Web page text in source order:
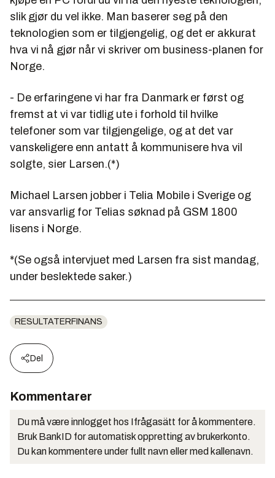
slik gjør du vel ikke. Man baserer seg på den
teknologien som er tilgjengelig, og det er akkurat
hva vi nå gjør når vi skriver om business-planen for
Norge.
- De erfaringene vi har fra Danmark er først og
fremst at vi var tidlig ute i forhold til hvilke
telefoner som var tilgjengelige, og at det var
vanskeligere enn antatt å kommunisere hva vil
solgte, sier Larsen.(*)
Michael Larsen jobber i Telia Mobile i Sverige og
var ansvarlig for Telias søknad på GSM 1800
lisens i Norge.
*(Se også intervjuet med Larsen fra sist mandag,
under beslektede saker.)
RESULTATERFINANS
Del
Kommentarer
Du må være innlogget hos Ifrågasätt for å kommentere.
Bruk BankID for automatisk oppretting av brukerkonto.
Du kan kommentere under fullt navn eller med kallenavn.